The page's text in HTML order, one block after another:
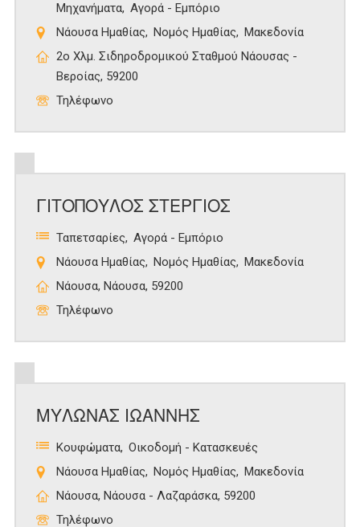
Μηχανήματα Αγορά - Εμπόριο
Νάουσα Ημαθίας
Νομός Ημαθίας
Μακεδονία
2ο Χλμ. Σιδηροδρομικού Σταθμού Νάουσας -
Βεροίας, 59200
Τηλέφωνο
ΓΙΤΟΠΟΥΛΟΣ ΣΤΕΡΓΙΟΣ
Ταπετσαρίες
Αγορά - Εμπόριο
Νάουσα Ημαθίας
Νομός Ημαθίας
Μακεδονία
Νάουσα, Νάουσα, 59200
Τηλέφωνο
ΜΥΛΩΝΑΣ ΙΩΑΝΝΗΣ
Κουφώματα Οικοδομή - Κατασκευές
Νάουσα Ημαθίας
Νομός Ημαθίας
Μακεδονία
Νάουσα, Νάουσα - Λαζαράσκα, 59200
Τηλέφωνο